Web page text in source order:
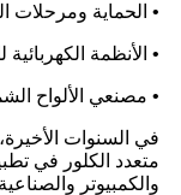
• الحماية ومرحلات
• الأنظمة
• مصنعي الألواح
في السنوات
متعدد الكلور في